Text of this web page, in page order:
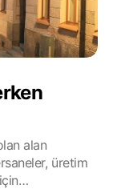
alan
üretim